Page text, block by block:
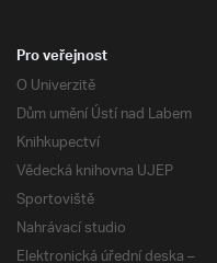
Pro veřejnost
O Univerzitě
Dům umění Ústí nad Labem
Knihkupectví
Vědecká knihovna UJEP
Sportoviště
Nahrávací studio